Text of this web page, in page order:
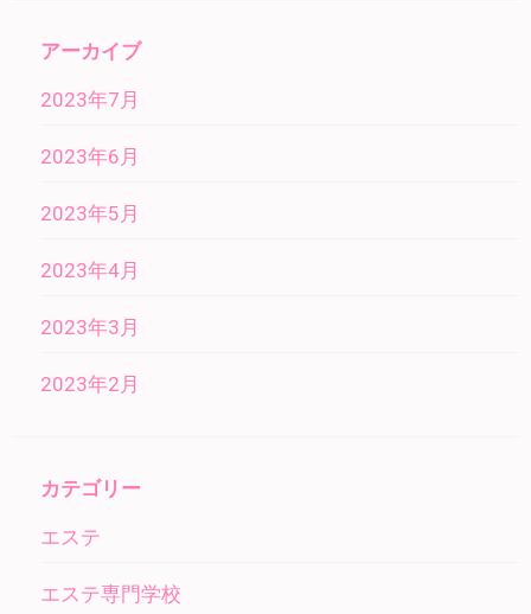
アーカイブ
2023年7月
2023年6月
2023年5月
2023年4月
2023年3月
2023年2月
カテゴリー
エステ
エステ専門学校